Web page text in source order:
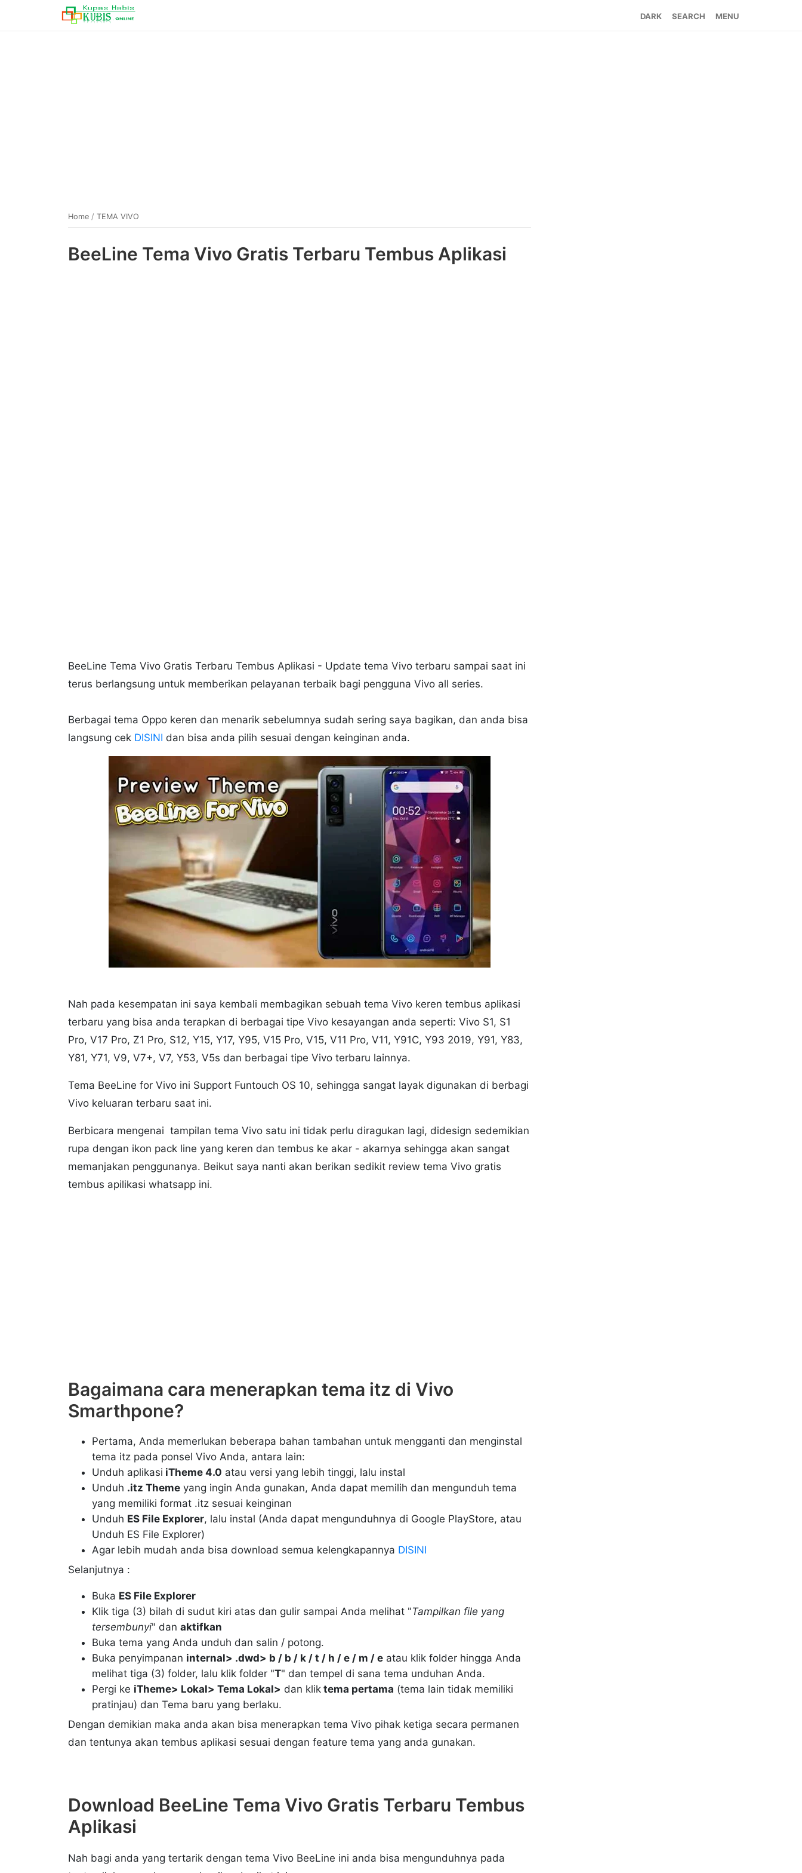
SEARCH MENU
Home / TEMA VIVO
BeeLine Tema Vivo Gratis Terbaru Tembus Aplikasi
BeeLine Tema Vivo Gratis Terbaru Tembus Aplikasi - Update tema Vivo terbaru sampai saat ini
terus berlangsung untuk memberikan pelayanan terbaik bagi pengguna Vivo all series.
Berbagai tema Oppo keren dan menarik sebelumnya sudah sering saya bagikan, dan anda bisa
langsung cek DISINI dan bisa anda pilih sesuai dengan keinginan anda.
Nah pada kesempatan ini saya kembali membagikan sebuah tema Vivo keren tembus aplikasi
terbaru yang bisa anda terapkan di berbagai tipe Vivo kesayangan anda seperti: Vivo S1, S1
Pro, V17 Pro, Z1 Pro, S12, Y15, Y17, Y95, V15 Pro, V15, V11 Pro, V11, Y91C, Y93 2019, Y91, Y83,
Y81, Y71, V9, V7+, V7, Y53, V5s dan berbagai tipe Vivo terbaru lainnya.
Tema BeeLine for Vivo ini Support Funtouch OS 10, sehingga sangat layak digunakan di berbagi
Vivo keluaran terbaru saat ini.
Berbicara mengenai tampilan tema Vivo satu ini tidak perlu diragukan lagi, didesign sedemikian
rupa dengan ikon pack line yang keren dan tembus ke akar - akarnya sehingga akan sangat
memanjakan penggunanya. Beikut saya nanti akan berikan sedikit review tema Vivo gratis
tembus apilikasi whatsapp ini.
Bagaimana cara menerapkan tema itz di Vivo
Smarthpone?
Pertama, Anda memerlukan beberapa bahan tambahan untuk mengganti dan menginstal
tema itz pada ponsel Vivo Anda, antara lain:
Unduh aplikasi iTheme 4.0 atau versi yang lebih tinggi, lalu instal
Unduh .itz Theme yang ingin Anda gunakan, Anda dapat memilih dan mengunduh tema
yang memiliki format .itz sesuai keinginan
Unduh ES File Explorer, lalu instal (Anda dapat mengunduhnya di Google PlayStore, atau
Unduh ES File Explorer)
Agar lebih mudah anda bisa download semua kelengkapannya DISINI
Selanjutnya :
Buka ES File Explorer
Klik tiga (3) bilah di sudut kiri atas dan gulir sampai Anda melihat "Tampilkan file yang
tersembunyi" dan aktifkan
Buka tema yang Anda unduh dan salin / potong.
Buka penyimpanan internal> .dwd> b / b / k / t / h / e / m / e atau klik folder hingga Anda
melihat tiga (3) folder, lalu klik folder "T" dan tempel di sana tema unduhan Anda.
Pergi ke iTheme> Lokal> Tema Lokal> dan klik tema pertama (tema lain tidak memiliki
pratinjau) dan Tema baru yang berlaku.
Dengan demikian maka anda akan bisa menerapkan tema Vivo pihak ketiga secara permanen
dan tentunya akan tembus aplikasi sesuai dengan feature tema yang anda gunakan.
Download BeeLine Tema Vivo Gratis Terbaru Tembus
Aplikasi
Nah bagi anda yang tertarik dengan tema Vivo BeeLine ini anda bisa mengunduhnya pada